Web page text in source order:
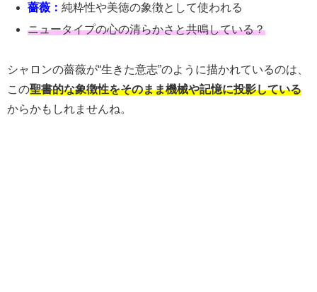
薔薇：純粋性や美徳の象徴として使われる
ニュータイプの心の清らかさと共鳴している？
シャロンの薔薇が“生きた意志”のように描かれているのは、
この聖書的な象徴性をそのまま機械や記憶に投影している
からかもしれませんね。